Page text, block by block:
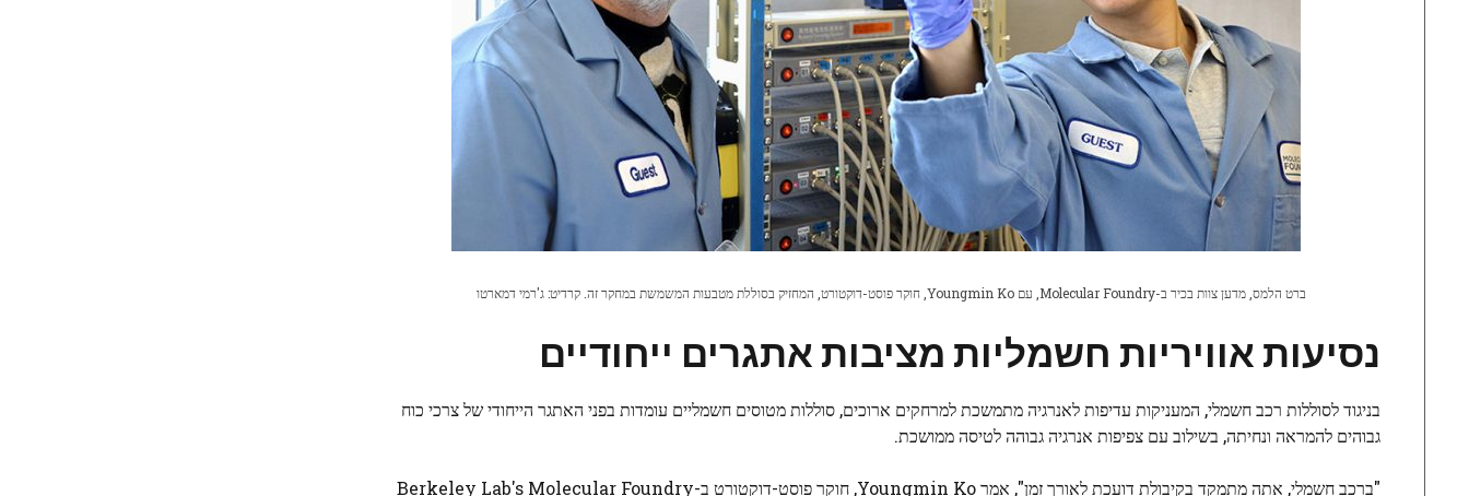
ברט הלמס, מדען צוות בכיר ב-Molecular Foundry, עם Youngmin Ko, חוקר פוסט-דוקטורט, המחזיק בסוללת מטבעות המשמשת במחקר זה. קרדיט: ג'רמי דמארטו
נסיעות אוויריות חשמליות מציבות אתגרים ייחודיים
בניגוד לסוללות רכב חשמלי, המעניקות עדיפות לאנרגיה מתמשכת למרחקים ארוכים, סוללות מטוסים חשמליים עומדות בפני האתגר הייחודי של צרכי כוח
גבוהים להמראה ונחיתה, בשילוב עם צפיפות אנרגיה גבוהה לטיסה ממושכת.
"ברכב חשמלי, אתה מתמקד בקיבולת דועכת לאורך זמן", אמר Youngmin Ko, חוקר פוסט-דוקטורט ב-Berkeley Lab's Molecular Foundry